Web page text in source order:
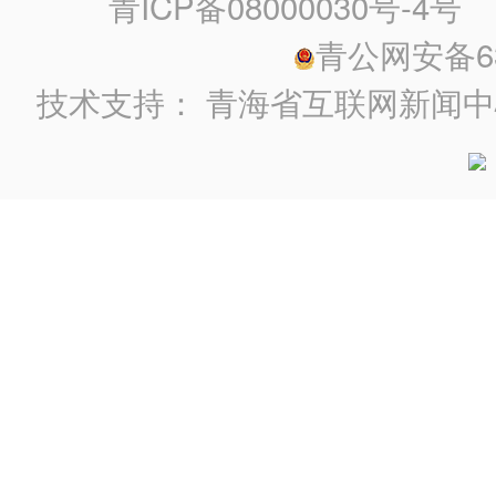
青公网安备
技术支持：青海省互联网新闻